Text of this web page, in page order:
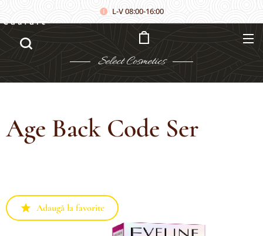
L-V 08:00-16:00
Select Cosmetics
Căutare
Age Back Code Ser
Adaugă la favorite